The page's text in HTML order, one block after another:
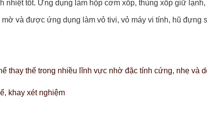
nhiệt tốt. Ứng dụng làm hộp cơm xốp, thùng xốp giữ
và được ứng dụng làm vỏ tivi, vỏ máy vi tính, hũ đựng
thay thế trong nhiều lĩnh vực nhờ đặc tính cứng, nhẹ và
khay xét nghiệm